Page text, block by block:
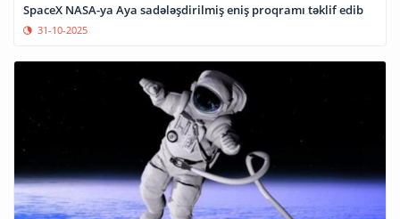
SpaceX NASA-ya Aya sadələşdirilmiş eniş proqramı təklif edib
31-10-2025